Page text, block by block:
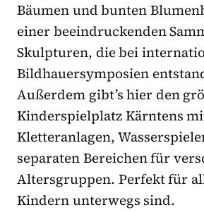
Bäumen und bunten
einer beeindruckenden
Skulpturen, die bei
Bildhauersymposien
Außerdem gibt’s hier den
Kinderspielplatz Kärntens
Kletteranlagen,
separaten Bereichen für
Altersgruppen. Perfekt für
Kindern unterwegs sind.